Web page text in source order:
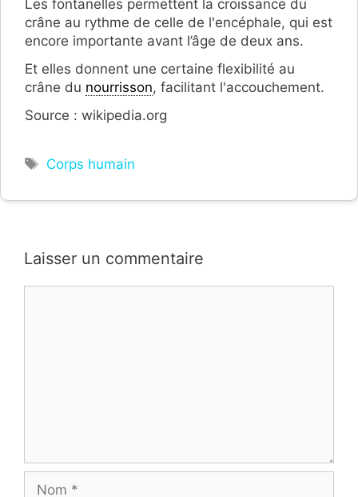
Les fontanelles permettent la croissance du
crâne au rythme de celle de l'encéphale, qui est
encore importante avant l’âge de deux ans.
Et elles donnent une certaine flexibilité au
crâne du nourrisson, facilitant l'accouchement.
Source : wikipedia.org
Étiquettes
Corps humain
Laisser un commentaire